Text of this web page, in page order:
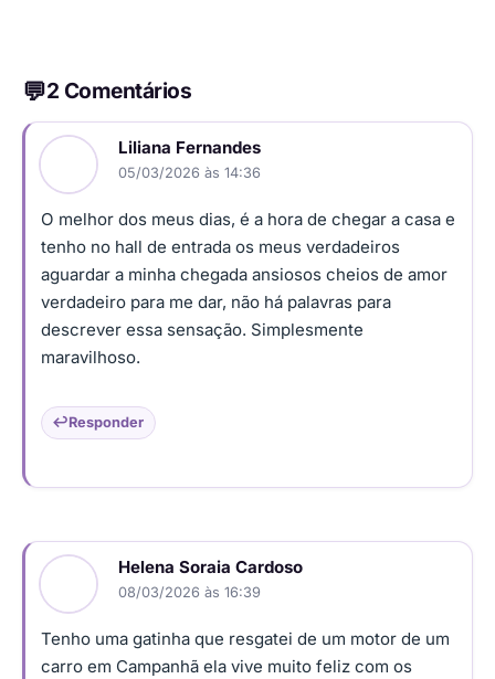
2 Comentários
Liliana Fernandes
05/03/2026 às 14:36
O melhor dos meus dias, é a hora de chegar a casa e
tenho no hall de entrada os meus verdadeiros
aguardar a minha chegada ansiosos cheios de amor
verdadeiro para me dar, não há palavras para
descrever essa sensação. Simplesmente
maravilhoso.
Responder
Helena Soraia Cardoso
08/03/2026 às 16:39
Tenho uma gatinha que resgatei de um motor de um
carro em Campanhã ela vive muito feliz com os